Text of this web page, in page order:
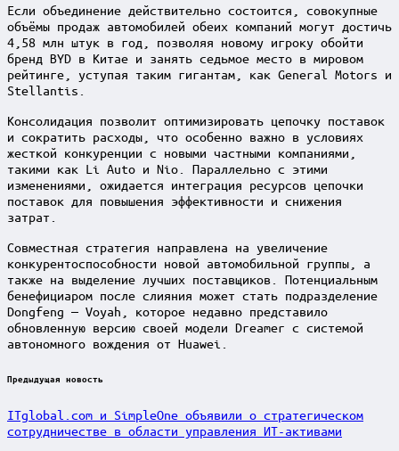
Если объединение действительно состоится, совокупные
объёмы продаж автомобилей обеих компаний могут достичь
4,58 млн штук в год, позволяя новому игроку обойти
бренд BYD в Китае и занять седьмое место в мировом
рейтинге, уступая таким гигантам, как General Motors и
Stellantis.
Консолидация позволит оптимизировать цепочку поставок
и сократить расходы, что особенно важно в условиях
жесткой конкуренции с новыми частными компаниями,
такими как Li Auto и Nio. Параллельно с этими
изменениями, ожидается интеграция ресурсов цепочки
поставок для повышения эффективности и снижения
затрат.
Совместная стратегия направлена на увеличение
конкурентоспособности новой автомобильной группы, а
также на выделение лучших поставщиков. Потенциальным
бенефициаром после слияния может стать подразделение
Dongfeng — Voyah, которое недавно представило
обновленную версию своей модели Dreamer с системой
автономного вождения от Huawei.
Post
Предыдущая новость
ITglobal.com и SimpleOne объявили о стратегическом
сотрудничестве в области управления ИТ-активами